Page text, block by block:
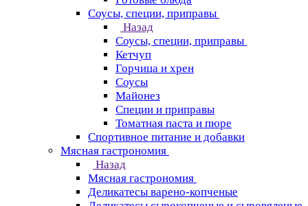
Соусы, специи, приправы
Назад
Соусы, специи, приправы
Кетчуп
Горчица и хрен
Соусы
Майонез
Специи и приправы
Томатная паста и пюре
Спортивное питание и добавки
Мясная гастрономия
Назад
Мясная гастрономия
Деликатесы варено-копченые